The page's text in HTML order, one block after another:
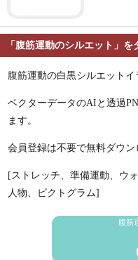
「腹筋運動のシルエット」を
腹筋運動の白黒シルエットイ
ベクターデータのAIと透過
ます。
会員登録は不要で無料ダウン
[ストレッチ、準備運動、ウ
人物、ピクトグラム]
腹筋